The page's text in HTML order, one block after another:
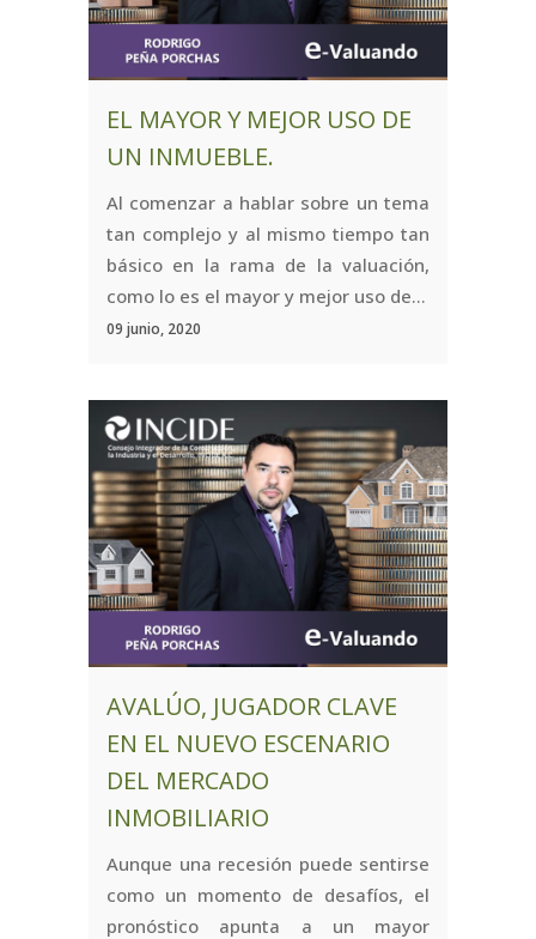
EL MAYOR Y MEJOR USO DE
UN INMUEBLE.
Al comenzar a hablar sobre un tema
tan complejo y al mismo tiempo tan
básico en la rama de la valuación,
como lo es el mayor y mejor uso de...
09 junio, 2020
AVALÚO, JUGADOR CLAVE
EN EL NUEVO ESCENARIO
DEL MERCADO
INMOBILIARIO
Aunque una recesión puede sentirse
como un momento de desafíos, el
pronóstico apunta a un mayor